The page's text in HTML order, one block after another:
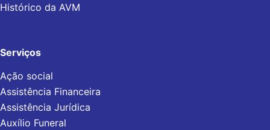
Histórico da AVM
Serviços
Ação social
Assistência Financeira
Assistência Jurídica
Auxílio Funeral